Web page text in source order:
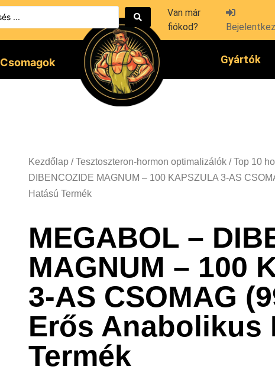
Van már
fiókod?
Csomagok Gyártók
Kezdőlap /Tesztoszteron-hormon optimalizálók /Top 10
DIBENCOZIDE MAGNUM – 100 KAPSZULA 3-AS
Hatású Termék
MEGABOL –
MAGNUM – 100
3-AS CSOMAG
Erős Anabolikus
Termék